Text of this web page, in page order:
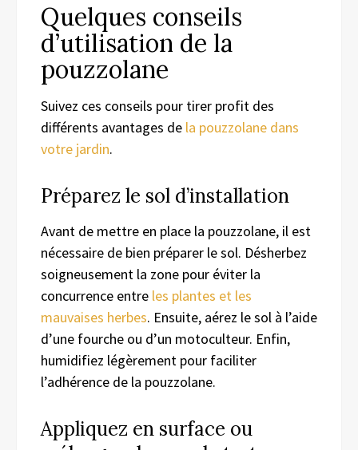
Quelques conseils
d’utilisation de la
pouzzolane
Suivez ces conseils pour tirer profit des
différents avantages de la pouzzolane dans
votre jardin.
Préparez le sol d’installation
Avant de mettre en place la pouzzolane, il est
nécessaire de bien préparer le sol. Désherbez
soigneusement la zone pour éviter la
concurrence entre les plantes et les
mauvaises herbes. Ensuite, aérez le sol à l’aide
d’une fourche ou d’un motoculteur. Enfin,
humidifiez légèrement pour faciliter
l’adhérence de la pouzzolane.
Appliquez en surface ou